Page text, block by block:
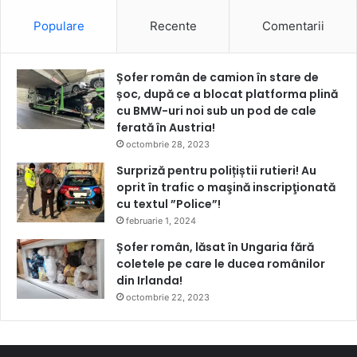
Populare Recente Comentarii
Șofer român de camion în stare de
șoc, după ce a blocat platforma plină
cu BMW-uri noi sub un pod de cale
ferată în Austria!
octombrie 28, 2023
Surpriză pentru polițiștii rutieri! Au
oprit în trafic o maşină inscripţionată
cu textul ”Police”!
februarie 1, 2024
Șofer român, lăsat în Ungaria fără
coletele pe care le ducea românilor
din Irlanda!
octombrie 22, 2023